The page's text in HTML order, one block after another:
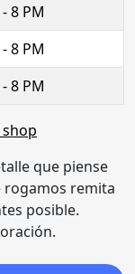
8 PM
8 PM
8 PM
que piense
rogamos remita
posible.